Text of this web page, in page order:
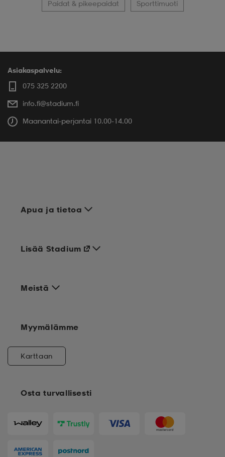
Paidat & pikeepaidat Sporttimuoti
Asiakaspalvelu:
075 325 2200
info.fi@stadium.fi
Maanantai-perjantai 10.00-14.00
Apua ja tietoa
Meistä
Osta turvallisesti
Lisää Stadium
Myymälämme
Karttaan